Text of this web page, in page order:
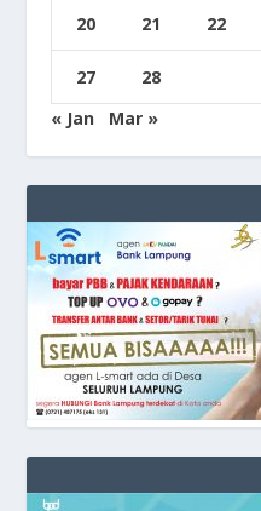
20 21 22
27
28
« Jan
Mar »